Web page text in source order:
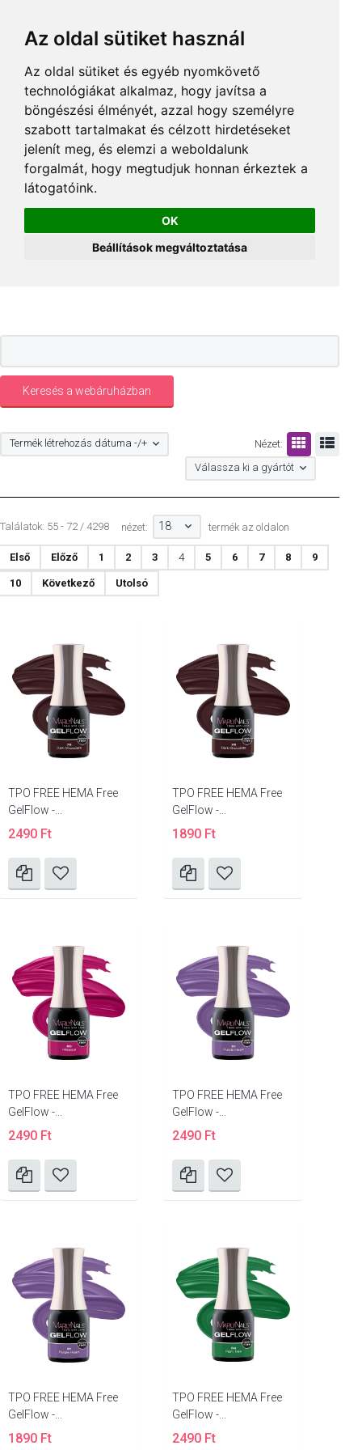
Az oldal sütiket használ
Az oldal sütiket és egyéb nyomkövető
technológiákat alkalmaz, hogy javítsa a
böngészési élményét, azzal hogy személyre
szabott tartalmakat és célzott hirdetéseket
jelenít meg, és elemzi a weboldalunk
forgalmát, hogy megtudjuk honnan érkeztek a
látogatóink.
OK
Beállítások megváltoztatása
Nézet:
Termék létrehozás dátuma -/+
Válassza ki a gyártót
Találatok: 55 - 72 / 4298 nézet: 18 termék az oldalon
Első Előző 1 2 3 4 5 6 7 8 9
10 Következő Utolsó
TPO FREE HEMA Free
GelFlow -...
2490 Ft
TPO FREE HEMA Free
GelFlow -...
1890 Ft
TPO FREE HEMA Free
GelFlow -...
2490 Ft
TPO FREE HEMA Free
GelFlow -...
2490 Ft
TPO FREE HEMA Free
GelFlow -...
1890 Ft
TPO FREE HEMA Free
GelFlow -...
2490 Ft